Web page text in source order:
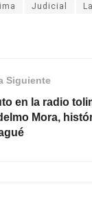
Judicial
Siguiente
en la radio
Mora,